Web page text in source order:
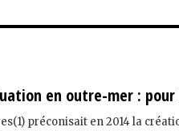
en outre-mer : pour
préconisait en 2014 la